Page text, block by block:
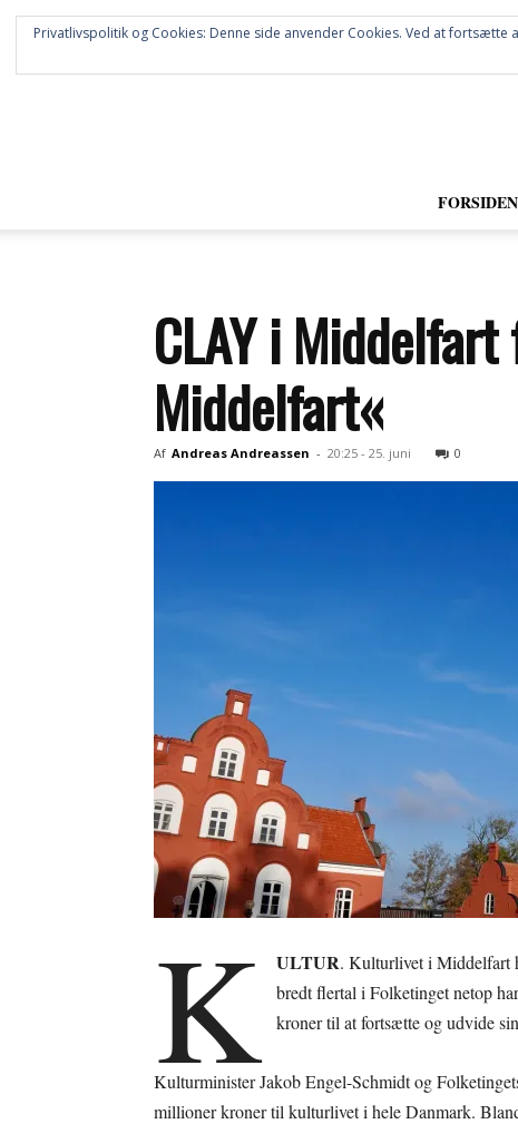
FORSIDEN
CLAY i
Middelfart«
Af Andreas Andreassen - 20:25 - 25. juni 0
K ULTUR. Kulturlivet i Middelfart
bredt flertal i Folketinget netop
kroner til at fortsætte og udvide
Kulturminister Jakob Engel-Schmidt og
millioner kroner til kulturlivet i hele Danmark.
Privatlivspolitik og Cookies: Denne side anvender Cookies. Ved at